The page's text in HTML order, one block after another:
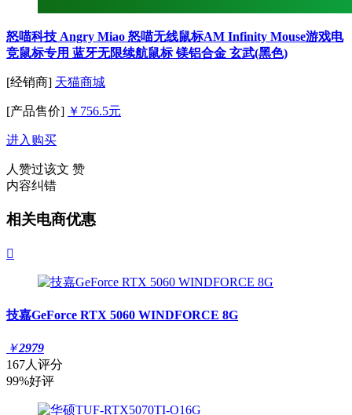
怒喵科技 Angry Miao 怒喵无线鼠标AM Infinity Mouse游戏电
竞鼠标专用 蓝牙无限续航鼠标 镁铝合金 玄武(黑色)
[经销商] 天猫商城
[产品售价] ￥756.5元
进入购买
人赞过该文 赞
内容纠错
相关电商优惠

技嘉GeForce RTX 5060 WINDFORCE 8G
￥2979
167人评分
99%好评